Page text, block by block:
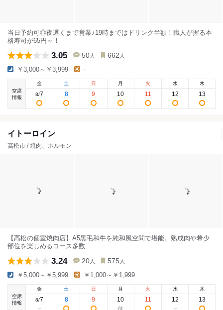
当日予約可◎夜遅くまで営業♪19時まではドリンク半額！職人が握る本
格寿司が65円～！
3.05 50 人 662 人
￥3,000～￥3,999 -
空席
情報
金
8/7
土
8
日
9
月
10
火
11
水
12
木
13
イトーロイン
高松市 / 焼肉、ホルモン
【高松の個室焼肉店】A5黒毛和牛を純和風空間で堪能。熟成肉や希少
部位を楽しめるコース多数
3.24 20 人 575 人
￥5,000～￥5,999 ￥1,000～￥1,999
空席
情報
金
8/7
土
8
日
9
月
10
火
11
水
12
木
13